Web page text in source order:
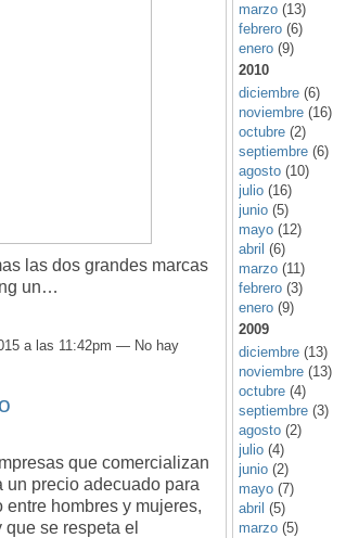
las dos grandes marcas
un…
a las 11:42pm — No hay
que comercializan
un precio adecuado para
hombres y mujeres,
se respeta el
marzo (13)
febrero (6)
enero (9)
2010
diciembre (6)
noviembre (16)
octubre (2)
septiembre (6)
agosto (10)
julio (16)
junio (5)
mayo (12)
abril (6)
marzo (11)
febrero (3)
enero (9)
2009
diciembre (13)
noviembre (13)
octubre (4)
septiembre (3)
agosto (2)
julio (4)
junio (2)
mayo (7)
abril (5)
marzo (5)